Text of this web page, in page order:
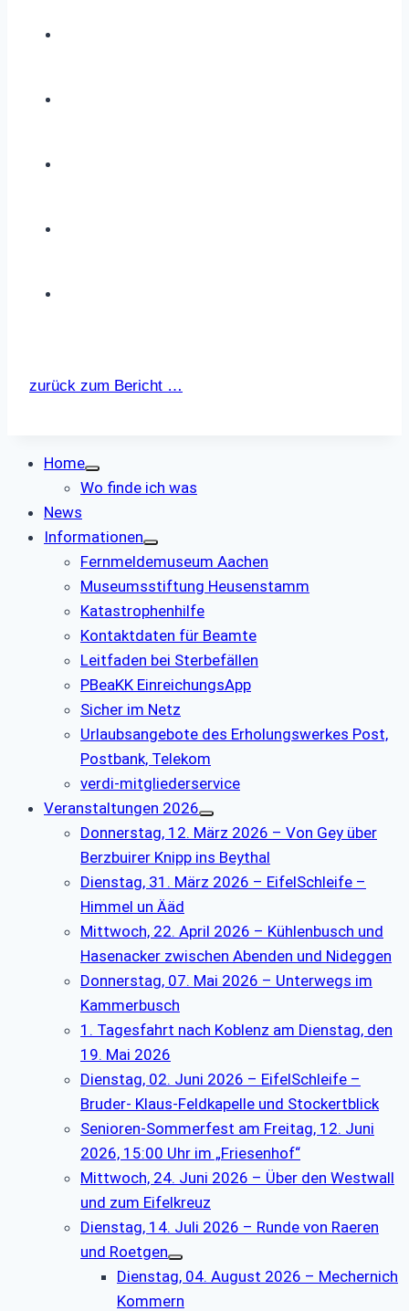
zurück zum Bericht …
Home
Wo finde ich was
News
Informationen
Fernmeldemuseum Aachen
Museumsstiftung Heusenstamm
Katastrophenhilfe
Kontaktdaten für Beamte
Leitfaden bei Sterbefällen
PBeaKK EinreichungsApp
Sicher im Netz
Urlaubsangebote des Erholungswerkes Post,
Postbank, Telekom
verdi-mitgliederservice
Veranstaltungen 2026
Donnerstag, 12. März 2026 – Von Gey über
Berzbuirer Knipp ins Beythal
Dienstag, 31. März 2026 – EifelSchleife –
Himmel un Ääd
Mittwoch, 22. April 2026 – Kühlenbusch und
Hasenacker zwischen Abenden und Nideggen
Donnerstag, 07. Mai 2026 – Unterwegs im
Kammerbusch
1. Tagesfahrt nach Koblenz am Dienstag, den
19. Mai 2026
Dienstag, 02. Juni 2026 – EifelSchleife –
Bruder- Klaus-Feldkapelle und Stockertblick
Senioren-Sommerfest am Freitag, 12. Juni
2026, 15:00 Uhr im „Friesenhof“
Mittwoch, 24. Juni 2026 – Über den Westwall
und zum Eifelkreuz
Dienstag, 14. Juli 2026 – Runde von Raeren
und Roetgen
Dienstag, 04. August 2026 – Mechernich
Kommern